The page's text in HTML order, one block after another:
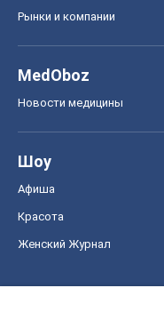
Рынки и компании
MedOboz
Новости медицины
Шоу
Афиша
Красота
Женский Журнал